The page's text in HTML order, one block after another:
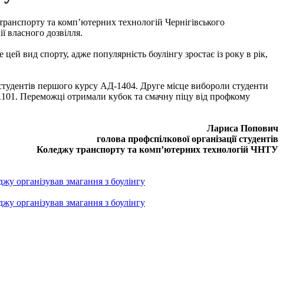
та комп’ютерних технологій Чернігівського
власного дозвілля.
вид спорту, адже популярність боулінгу зростає із року в рік,
першого курсу АД-1404. Друге місце вибороли студенти
Переможці отримали кубок та смачну піцу від профкому
Лариса Попович
голова профспілкової організації студентів
Коледжу транспорту та комп’ютерних технологій ЧНТУ